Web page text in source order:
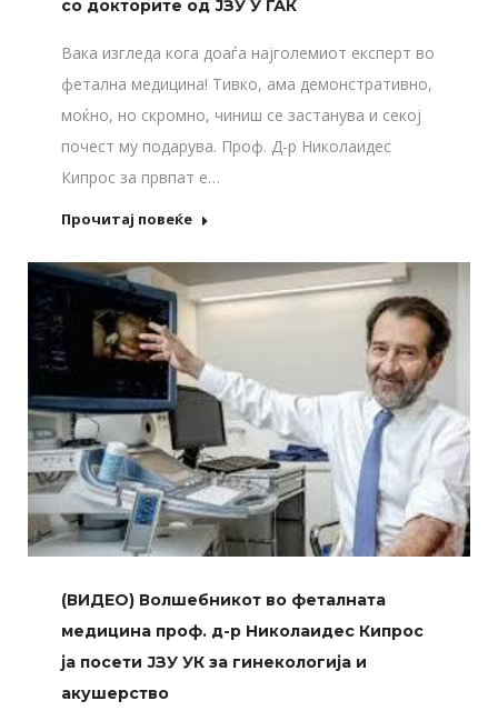
со докторите од ЈЗУ У ГАК
Вака изгледа кога доаѓа најголемиот експерт во
фетална медицина! Тивко, ама демонстративно,
моќно, но скромно, чиниш се застанува и секој
почест му подарува. Проф. Д-р Николаидес
Кипрос за првпат е…
Прочитај повеќе
(ВИДЕО) Волшебникот во феталната
медицина проф. д-р Николаидес Кипрос
ја посети ЈЗУ УК за гинекологија и
акушерство